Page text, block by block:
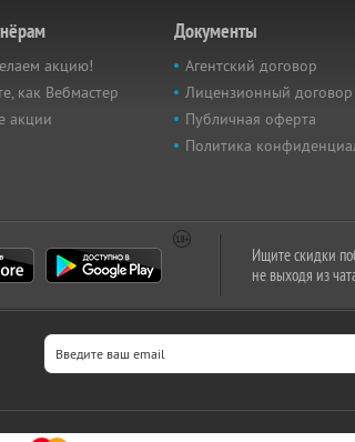
акцию!
как Вебмастер
акции
Документы
Агентский договор
Лицензионный договор
Публичная оферта
Политика
Ищите скидки
не выходя из